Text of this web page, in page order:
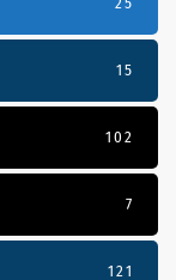
15
102
7
121